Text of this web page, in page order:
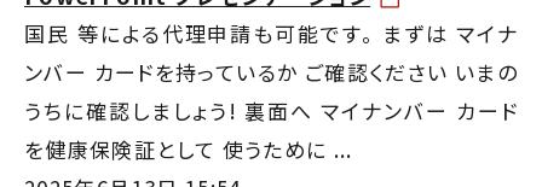
国民 等による代理申請も可能です。 まずは マイナ
ンバー カードを持っているか ご確認ください いまの
うちに確認しましょう! 裏面へ マイナンバー カード
を健康保険証として 使うために ...